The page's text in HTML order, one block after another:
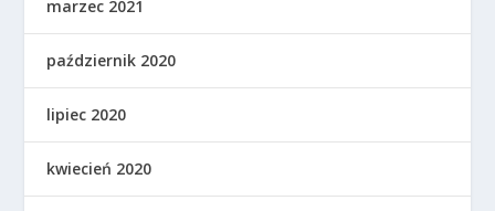
marzec 2021
październik 2020
lipiec 2020
kwiecień 2020